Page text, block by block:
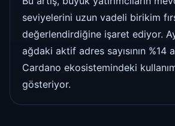
seviyelerini uzun vadeli birikim
değerlendirdiğine işaret ediyor.
ağdaki aktif adres sayısının %14
Cardano ekosistemindeki
gösteriyor.